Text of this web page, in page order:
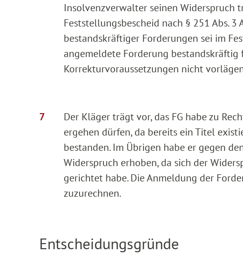
Insolvenzverwalter seinen Widerspruch
Feststellungsbescheid nach § 251 Abs.
bestandskräftiger Forderungen sei im
angemeldete Forderung
Korrekturvoraussetzungen nicht
Der Kläger trägt vor, das FG habe zu
ergehen dürfen, da bereits ein Titel
bestanden. Im Übrigen habe er gegen
Widerspruch erhoben, da sich der
gerichtet habe. Die Anmeldung der
zuzurechnen.
Entscheidungsgründe